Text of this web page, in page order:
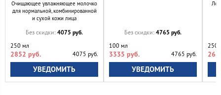
Очищающее увлажняющее молочко
для нормальной, комбинированной
и сухой кожи лица
Без скидки: 4075 руб.
250 мл
2852 руб. 4075 руб.
УВЕДОМИТЬ
Без скидки: 4765 руб.
100 мл
3335 руб. 4765 руб.
УВЕДОМИТЬ
250